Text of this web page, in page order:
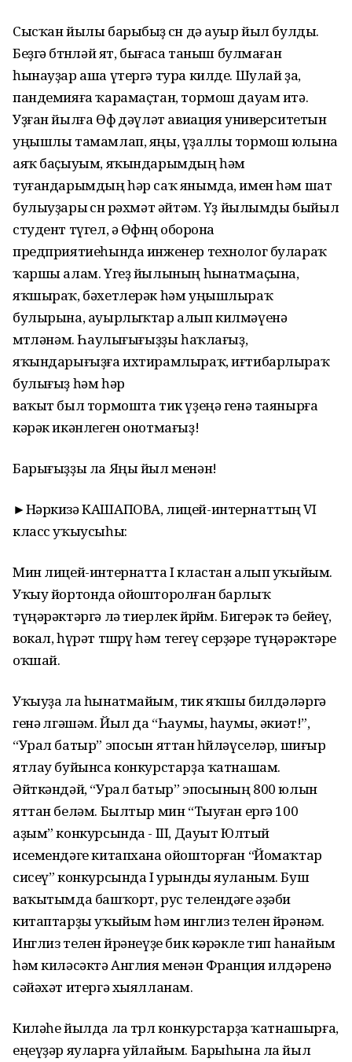
Сысҡан йылы барыбыҙ өсөн дә ауыр йыл булды.
Беҙгә бөтөнләй ят, бығаса таныш булмаған
һынауҙар аша үтергә тура килде. Шулай ҙа,
пандемияға ҡарамаҫтан, тормош дауам итә.
Уҙған йылға Өфө дәүләт авиация университетын
уңышлы тамамлап, яңы, үҙаллы тормош юлына
аяҡ баҫыуым, яҡындарымдың һәм
туғандарымдың һәр саҡ янымда, имен һәм шат
булыуҙары өсөн рәхмәт әйтәм. Үҙ йылымды быйыл
студент түгел, ә Өфөнөң оборона
предприятиеһында инженер технолог булараҡ
ҡаршы алам. Үгеҙ йылының һынатмаҫына,
яҡшыраҡ, бәхетлерәк һәм уңышлыраҡ
булырына, ауырлыҡтар алып килмәүенә
өмөтләнәм. Һаулығығыҙҙы һаҡлағыҙ,
яҡындарығыҙға ихтирамлыраҡ, иғтибарлыраҡ
булығыҙ һәм һәр
ваҡыт был тормошта тик үҙеңә генә таянырға
кәрәк икәнлеген онотмағыҙ!
Барығыҙҙы ла Яңы йыл менән!
►Нәркизә КАШАПОВА, лицей-интернаттың VI
класс уҡыусыһы:
Мин лицей-интернатта I кластан алып уҡыйым.
Уҡыу йортонда ойошторолған барлыҡ
түңәрәктәргә лә тиерлек йөрөйөм. Бигерәк тә бейеү,
вокал, һүрәт төшөрөү һәм тегеү серҙәре түңәрәктәре
оҡшай.
Уҡыуҙа ла һынатмайым, тик яҡшы билдәләргә
генә өлгәшәм. Йыл да “Һаумы, һаумы, әкиәт!”,
“Урал батыр” эпосын яттан һөйләүселәр, шиғыр
ятлау буйынса конкурстарҙа ҡатнашам.
Әйткәндәй, “Урал батыр” эпосының 800 юлын
яттан беләм. Былтыр мин “Тыуған ергә 100
аҙым” конкурсында - III, Дауыт Юлтый
исемендәге китапхана ойошторған “Йомаҡтар
сисеү” конкурсында I урынды яуланым. Буш
ваҡытымда башҡорт, рус телендәге әҙәби
китаптарҙы уҡыйым һәм инглиз телен өйрәнәм.
Инглиз телен өйрәнеүҙе бик кәрәкле тип һанайым
һәм киләсәктә Англия менән Франция илдәренә
сәйәхәт итергә хыялланам.
Киләһе йылда ла төрлө конкурстарҙа ҡатнашырға,
еңеүҙәр яуларға уйлайым. Барыһына ла йыл